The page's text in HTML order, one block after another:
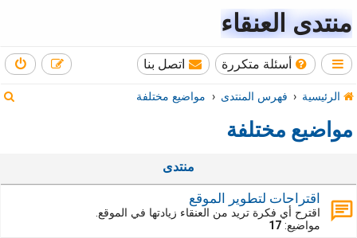
منتدى العنقاء
أسئلة متكررة اتصل بنا
الرئيسية فهرس المنتدى مواضيع مختلفة
مواضيع مختلفة
منتدى
اقتراحات لتطوير الموقع
اقترح أي فكرة تريد من العنقاء زيادتها في الموقع.
مواضيع: 17